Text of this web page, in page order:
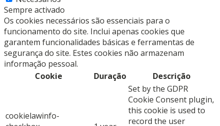
Sempre activado
Os cookies necessários são essenciais para o
funcionamento do site. Inclui apenas cookies que
garantem funcionalidades básicas e ferramentas de
segurança do site. Estes cookies não armazenam
informação pessoal.
Cookie
Duração Descrição
cookielawinfo-
Set by the GDPR
Cookie Consent plugin,
this cookie is used to
record the user